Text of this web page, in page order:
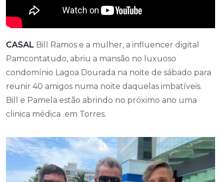
CASALBill Ramos e a mulher, a influencer digital
Pamcontatudo, abriu a mansão no luxuoso
condomínio Lagoa Dourada na noite de sábado para
reunir 40 amigos numa noite daquelas imbatíveis.
Bill e Pamela estão abrindo no próximo ano uma
clinica médica em Torres.